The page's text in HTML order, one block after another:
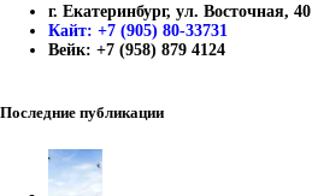
г. Екатеринбург, ул. Восточная, 40
Кайт: +7 (905) 80-33731
Вейк: +7 (958) 879 4124
Последние публикации